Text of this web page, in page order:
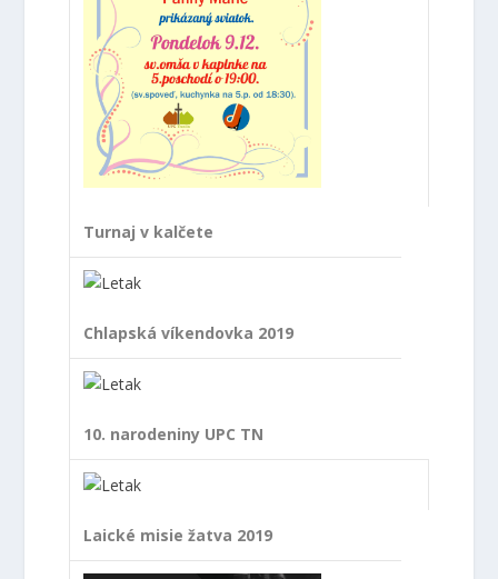
Turnaj v kalčete
Chlapská víkendovka 2019
10. narodeniny UPC TN
Laické misie žatva 2019